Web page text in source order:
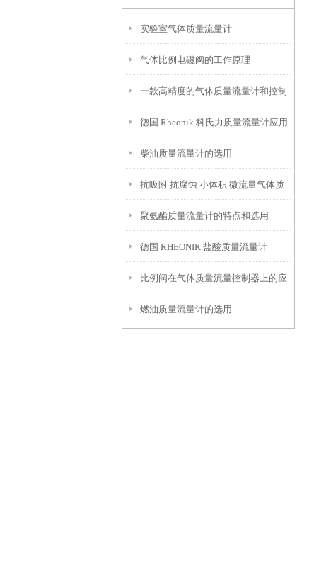
实验室气体质量流量计
气体比例电磁阀的工作原理
一款高精度的气体质量流量计和控制
器
德国 Rheonik 科氏力质量流量计应用
于氢能源
柴油质量流量计的选用
抗吸附 抗腐蚀 小体积 微流量气体质
量流量计
聚氨酯质量流量计的特点和选用
德国 RHEONIK 盐酸质量流量计
比例阀在气体质量流量控制器上的应
用
燃油质量流量计的选用